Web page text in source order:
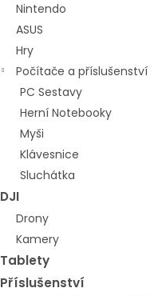
Nintendo
ASUS
Hry
Počítače a příslušenství
PC Sestavy
Herní Notebooky
Myši
Klávesnice
Sluchátka
DJI
Drony
Kamery
Tablety
Příslušenství